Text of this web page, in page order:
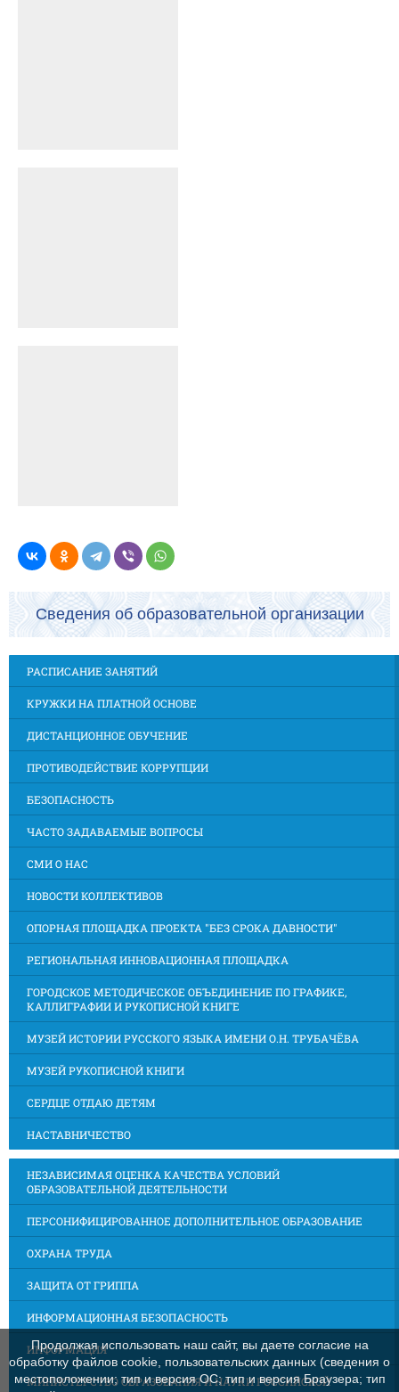
Сведения об образовательной организации
РАСПИСАНИЕ ЗАНЯТИЙ
КРУЖКИ НА ПЛАТНОЙ ОСНОВЕ
ДИСТАНЦИОННОЕ ОБУЧЕНИЕ
ПРОТИВОДЕЙСТВИЕ КОРРУПЦИИ
БЕЗОПАСНОСТЬ
ЧАСТО ЗАДАВАЕМЫЕ ВОПРОСЫ
СМИ О НАС
НОВОСТИ КОЛЛЕКТИВОВ
ОПОРНАЯ ПЛОЩАДКА ПРОЕКТА "БЕЗ СРОКА ДАВНОСТИ"
РЕГИОНАЛЬНАЯ ИННОВАЦИОННАЯ ПЛОЩАДКА
ГОРОДСКОЕ МЕТОДИЧЕСКОЕ ОБЪЕДИНЕНИЕ ПО ГРАФИКЕ,
КАЛЛИГРАФИИ И РУКОПИСНОЙ КНИГЕ
МУЗЕЙ ИСТОРИИ РУССКОГО ЯЗЫКА ИМЕНИ О.Н. ТРУБАЧЁВА
МУЗЕЙ РУКОПИСНОЙ КНИГИ
СЕРДЦЕ ОТДАЮ ДЕТЯМ
НАСТАВНИЧЕСТВО
НЕЗАВИСИМАЯ ОЦЕНКА КАЧЕСТВА УСЛОВИЙ
ОБРАЗОВАТЕЛЬНОЙ ДЕЯТЕЛЬНОСТИ
ПЕРСОНИФИЦИРОВАННОЕ ДОПОЛНИТЕЛЬНОЕ ОБРАЗОВАНИЕ
ОХРАНА ТРУДА
ЗАЩИТА ОТ ГРИППА
ИНФОРМАЦИОННАЯ БЕЗОПАСНОСТЬ
ИНФОРМАЦИЯ
МИНИСТЕРСТВО ОБРАЗОВАНИЯ И НАУКИ РОССИЙСКОЙ
Продолжая использовать наш сайт, вы даете согласие на
обработку файлов cookie, пользовательских данных (сведения о
местоположении; тип и версия ОС; тип и версия Браузера; тип